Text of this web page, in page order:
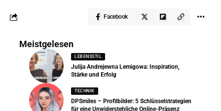
Facebook
Meistgelesen
LEBENSSTIL
Julija Andrejewna Lemigowa: Inspiration,
Stärke und Erfolg
TECHNIK
DPSmiles – Profilbilder: 5 Schlüsselstrategien
für eine Unwiderstehliche Online-Präsenz